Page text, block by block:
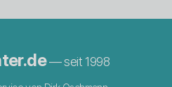
— seit 1998